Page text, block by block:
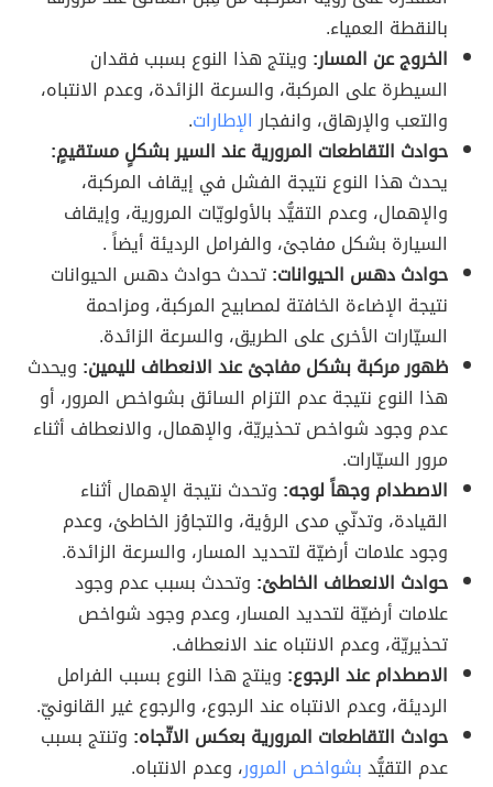
بالنقطة العمياء.
الخروج عن المسار: وينتج هذا النوع بسبب فقدان
السيطرة على المركبة، والسرعة الزائدة، وعدم الانتباه،
والتعب والإرهاق، وانفجارالإطارات.
حوادث التقاطعات المرورية عند السير بشكلٍ مستقيمٍ:
يحدث هذا النوع نتيجة الفشل في إيقاف المركبة،
والإهمال، وعدم التقيُّد بالأولويّات المرورية، وإيقاف
السيارة بشكل مفاجئ، والفرامل الرديئة أيضاً .
حوادث دهس الحيوانات:تحدث حوادث دهس الحيوانات
نتيجة الإضاءة الخافتة لمصابيح المركبة، ومزاحمة
السيّارات الأخرى على الطريق، والسرعة الزائدة.
ظهور مركبة بشكل مفاجئ عند الانعطاف لليمين: ويحدث
هذا النوع نتيجة عدم التزام السائق بشواخص المرور، أو
عدم وجود شواخص تحذيريّة، والإهمال، والانعطاف أثناء
مرور السيّارات.
الاصطدام وجهاً لوجه: وتحدث نتيجة الإهمال أثناء
القيادة، وتدنّي مدى الرؤية، والتجاوُز الخاطئ، وعدم
وجود علامات أرضيّة لتحديد المسار، والسرعة الزائدة.
حوادث الانعطاف الخاطئ: وتحدث بسبب عدم وجود
علامات أرضيّة لتحديد المسار، وعدم وجود شواخص
تحذيريّة، وعدم الانتباه عند الانعطاف.
الاصطدام عند الرجوع: وينتج هذا النوع بسبب الفرامل
الرديئة، وعدم الانتباه عند الرجوع، والرجوع غير القانونيّ.
حوادث التقاطعات المرورية بعكس الاتّجاه: وتنتج بسبب
عدم التقيُّدبشواخص المرور، وعدم الانتباه.